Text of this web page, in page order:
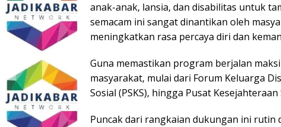
anak-anak, lansia, dan disabilitas untuk
semacam ini sangat dinantikan oleh
meningkatkan rasa percaya diri dan
Guna memastikan program berjalan
masyarakat, mulai dari Forum Keluarga
Sosial (PSKS), hingga Pusat
Puncak dari rangkaian dukungan ini